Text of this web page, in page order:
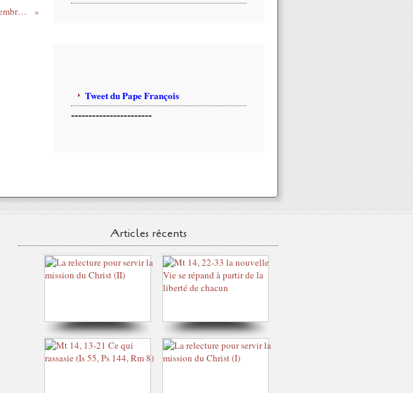
Prière d’ouverture du mardi 18 décembre 2012
Tweet du Pape François
-----------------------
Articles récents